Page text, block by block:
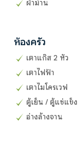
ผ้าม่าน
ห้องครัว
เตาแก๊ส 2 หัว
เตาไฟฟ้า
เตาไมโครเวฟ
ตู้เย็น / ตู้แช่แข็ง
อ่างล้างจาน